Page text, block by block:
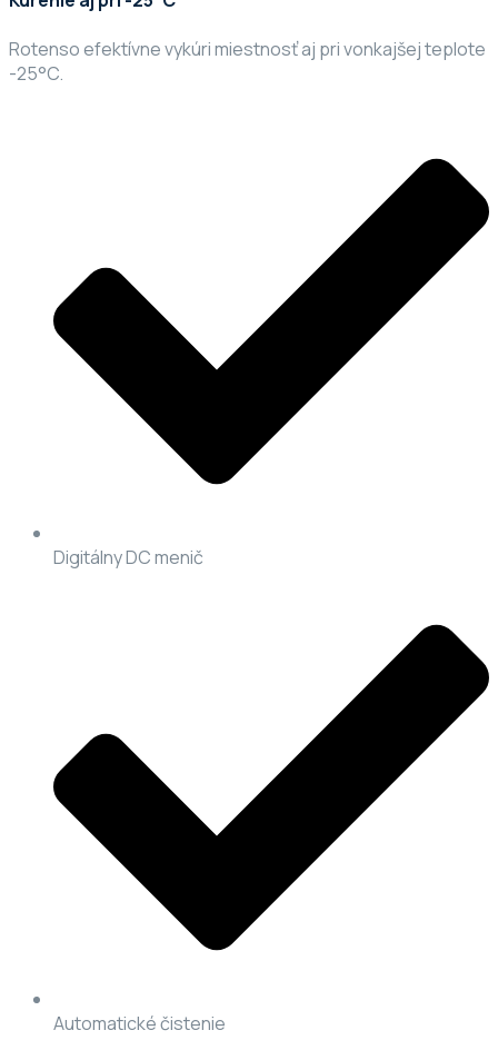
Rotenso efektívne vykúri miestnosť aj pri vonkajšej teplote
-25°C.​
Digitálny DC menič
Automatické čistenie